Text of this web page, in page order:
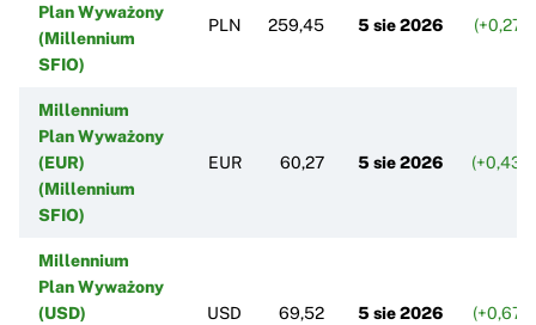
Plan Wyważony
(Millennium
SFIO)
PLN 259,45 5 sie 2026
Millennium
Plan Wyważony
(EUR)
(Millennium
SFIO)
EUR 60,27 5 sie 2026
Millennium
Plan Wyważony
(USD)
USD 69,52 5 sie 2026